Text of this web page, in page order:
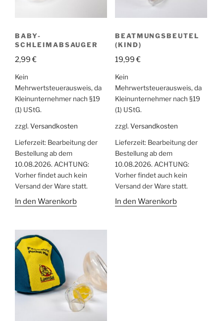
BABY-
SCHLEIMABSAUGER
2,99€
Kein
Mehrwertsteuerausweis, da
Kleinunternehmer nach §19
(1) UStG.
zzgl. Versandkosten
Lieferzeit: Bearbeitung der
Bestellung ab dem
10.08.2026. ACHTUNG:
Vorher findet auch kein
Versand der Ware statt.
In den Warenkorb
BEATMUNGSBEUTEL
(KIND)
19,99€
Kein
Mehrwertsteuerausweis, da
Kleinunternehmer nach §19
(1) UStG.
zzgl. Versandkosten
Lieferzeit: Bearbeitung der
Bestellung ab dem
10.08.2026. ACHTUNG:
Vorher findet auch kein
Versand der Ware statt.
In den Warenkorb